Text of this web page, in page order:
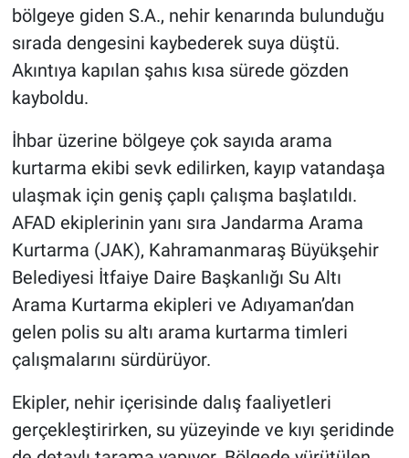
bölgeye giden S.A., nehir kenarında bulunduğu
sırada dengesini kaybederek suya düştü.
Akıntıya kapılan şahıs kısa sürede gözden
kayboldu.
İhbar üzerine bölgeye çok sayıda arama
kurtarma ekibi sevk edilirken, kayıp vatandaşa
ulaşmak için geniş çaplı çalışma başlatıldı.
AFAD ekiplerinin yanı sıra Jandarma Arama
Kurtarma (JAK), Kahramanmaraş Büyükşehir
Belediyesi İtfaiye Daire Başkanlığı Su Altı
Arama Kurtarma ekipleri ve Adıyaman’dan
gelen polis su altı arama kurtarma timleri
çalışmalarını sürdürüyor.
Ekipler, nehir içerisinde dalış faaliyetleri
gerçekleştirirken, su yüzeyinde ve kıyı şeridinde